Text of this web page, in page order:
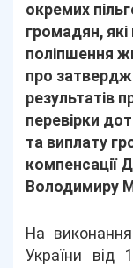
окремих
громадян,
поліпшення
про
результатів
перевірки
та виплату
компенсації
Володимиру
На виконання
України